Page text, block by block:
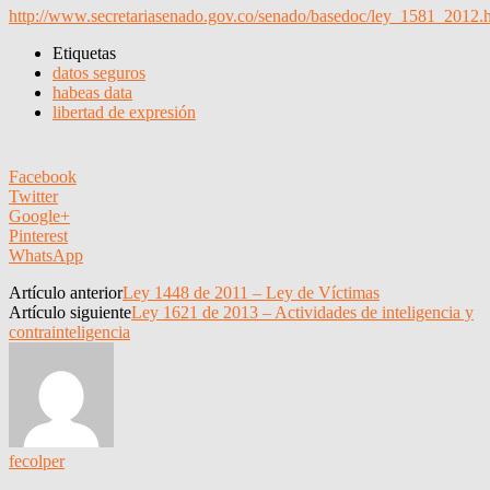
http://www.secretariasenado.gov.co/senado/basedoc/
Etiquetas
datos seguros
habeas data
libertad de expresión
Facebook
Twitter
Google+
Pinterest
WhatsApp
Artículo anteriorLey 1448 de 2011 – Ley de Víctimas
Artículo siguienteLey 1621 de 2013 – Actividades de inteligencia y
contrainteligencia
fecolper